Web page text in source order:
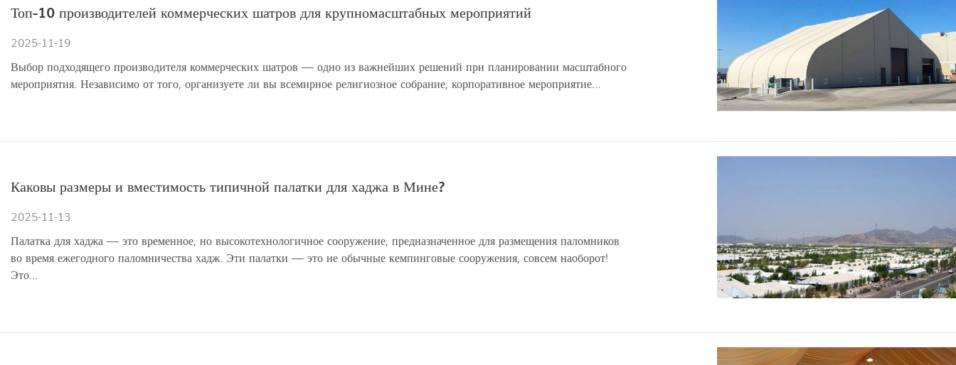
Топ-10 производителей коммерческих шатров для крупномасштабных мероприятий
2025-11-19
Выбор подходящего производителя коммерческих шатров — одно из важнейших решений при планировании масштабного
мероприятия. Независимо от того, организуете ли вы всемирное религиозное собрание, корпоративное мероприятие…
Каковы размеры и вместимость типичной палатки для хаджа в Мине?
2025-11-13
Палатка для хаджа — это временное, но высокотехнологичное сооружение, предназначенное для размещения паломников
во время ежегодного паломничества хадж. Эти палатки — это не обычные кемпинговые сооружения, совсем наоборот!
Это...